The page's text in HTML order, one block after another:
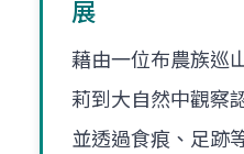
展
藉由一位布農族巡
莉到大自然中觀察
並透過食痕、足跡